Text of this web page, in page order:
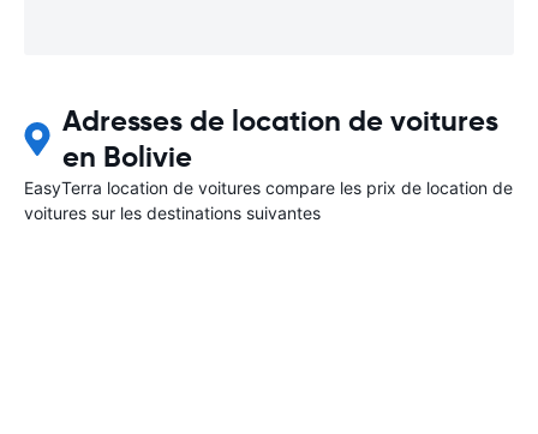
Adresses de location de voitures
en Bolivie
EasyTerra location de voitures compare les prix de location de
voitures sur les destinations suivantes